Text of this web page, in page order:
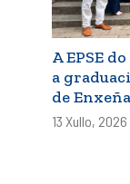
A EPSE
a
de
13 Xullo, 2026